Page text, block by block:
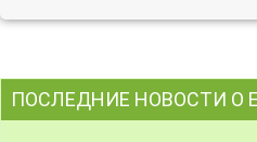
ПОСЛЕДНИЕ НОВОСТИ О